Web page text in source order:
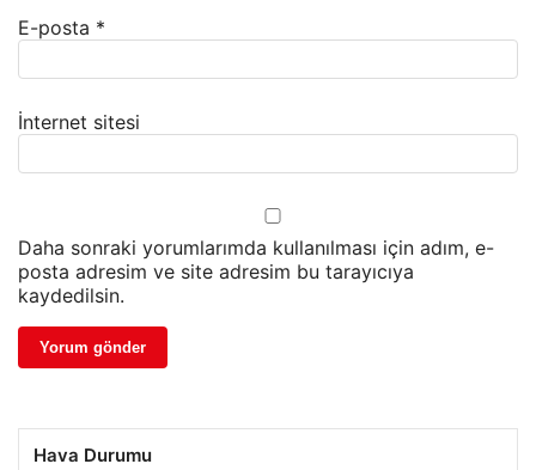
E-posta *
İnternet sitesi
Daha sonraki yorumlarımda kullanılması için adım, e-
posta adresim ve site adresim bu tarayıcıya
kaydedilsin.
Hava Durumu